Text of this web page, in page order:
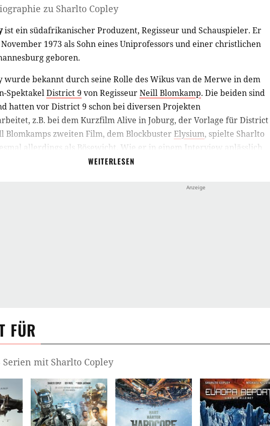
zu Sharlto Copley
ist ein südafrikanischer Produzent, Regisseur und Schauspieler. Er
1973 als Sohn eines Uniprofessors und einer christlichen
geboren.
wurde bekannt durch seine Rolle des Wikus van de Merwe in dem
SpektakelDistrict 9 von RegisseurNeill Blomkamp. Die beiden sind
hatten vor District 9 schon bei diversen Projekten
z.B. bei dem Kurzfilm Alive in Joburg, der Vorlage für District
Blomkamps zweiten Film, dem Blockbuster Elysium, spielte Sharlto
allerdings als Bösewicht. Wie er in einem Interview anlässlich
zu Elysium zum Besten gab, hatte er alle negativen Klischees,
WEITERLESEN
FÜR
Serien mit Sharlto Copley